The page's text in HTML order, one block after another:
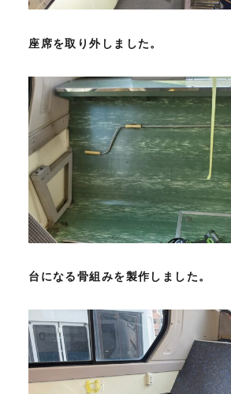
座席を取り外しました。
台になる骨組みを製作しました。